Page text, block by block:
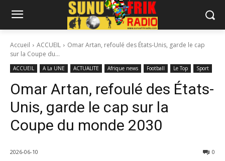
Accueil ACCUEIL
Omar Artan, refoulé des États-Unis, garde le cap
sur la Coupe du...
ACCUEIL A La UNE ACTUALITE Afrique news Football Le Top Sport
Omar Artan, refoulé des États-
Unis, garde le cap sur la
Coupe du monde 2030
2026-06-10 0